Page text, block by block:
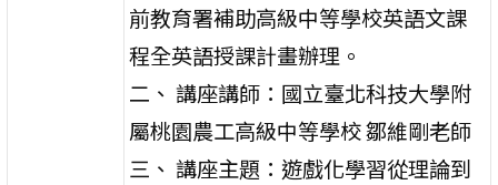
前教育署補助高級中等學校英語文課
程全英語授課計畫辦理。
二、 講座講師：國立臺北科技大學附
屬桃園農工高級中等學校 鄒維剛老師
三、 講座主題：遊戲化學習從理論到